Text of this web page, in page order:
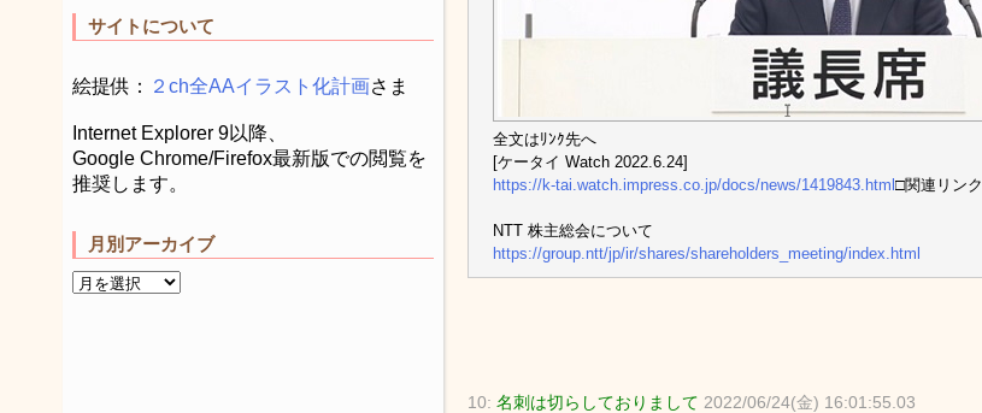
サイトについて
絵提供： ２ch全AAイラスト化計画さま
Internet Explorer 9以降、
Google Chrome/Firefox最新版での閲覧を
推奨します。
月別アーカイブ
全文はﾘﾝｸ先へ
[ケータイ Watch 2022.6.24]
https://k-tai.watch.impress.co.jp/docs/news/1419843.html□関連リンク
NTT 株主総会について
https://group.ntt/jp/ir/shares/shareholders_meeting/index.html
10: 名刺は切らしておりまして 2022/06/24(金) 16:01:55.03